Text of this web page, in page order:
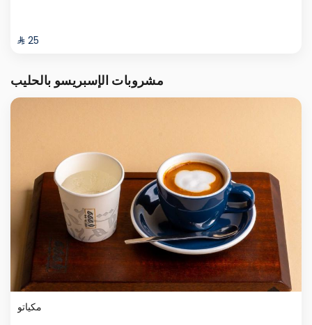
⁨⁦‪‬ 25⁩
مشروبات الإسبريسو بالحليب
مكياتو